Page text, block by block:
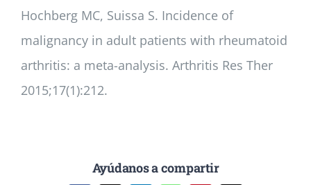
Hochberg MC, Suissa S. Incidence of
malignancy in adult patients with rheumatoid
arthritis: a meta-analysis. Arthritis Res Ther
2015;17(1):212.
Ayúdanos a compartir